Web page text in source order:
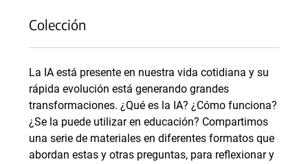
Colección
La IA está presente en nuestra vida cotidiana y su
rápida evolución está generando grandes
transformaciones. ¿Qué es la IA? ¿Cómo funciona?
¿Se la puede utilizar en educación? Compartimos
una serie de materiales en diferentes formatos que
abordan estas y otras preguntas, para reflexionar y